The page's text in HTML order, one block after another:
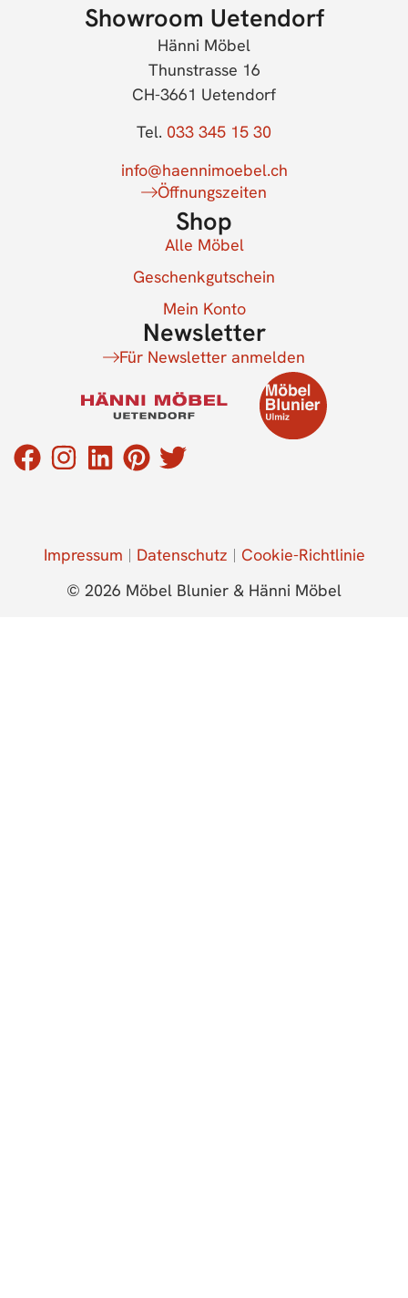
Showroom Uetendorf
Hänni Möbel
Thunstrasse 16
CH-3661 Uetendorf
Tel. 033 345 15 30
info@haennimoebel.ch
Öffnungszeiten
Shop
Alle Möbel
Geschenkgutschein
Mein Konto
Newsletter
Für Newsletter anmelden
© 2026 Möbel Blunier & Hänni Möbel
Impressum Datenschutz Cookie-Richtlinie